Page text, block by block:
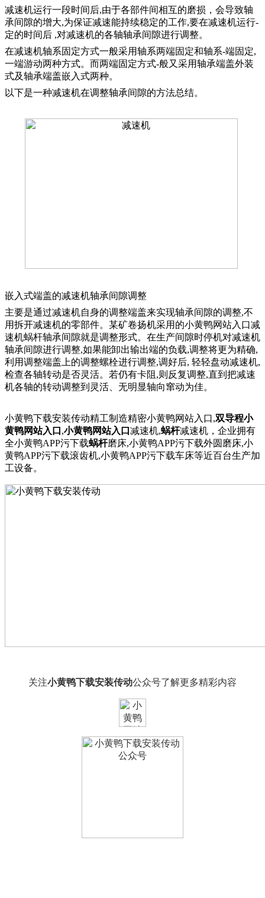
减速机运行一段时间后,由于各部件间相互的磨损，会导致轴
承间隙的增大,为保证减速能持续稳定的工作,要在减速机运行-
定的时间后 ,对减速机的各轴轴承间隙进行调整。
在减速机轴系固定方式一般采用轴系两端固定和轴系-端固定,
一端游动两种方式。 而两端固定方式-般又采用轴承端盖外装
式及轴承端盖嵌入式两种。
以下是一种减速机在调整轴承间隙的方法总结。
嵌入式端盖的减速机轴承间隙调整
主要是通过减速机自身的调整端盖来实现轴承间隙的调整,不
用拆开减速机的零部件。某矿卷扬机采用的小黄鸭网站入口减
速机蜗杆轴承间隙就是调整形式。 在生产间隙时停机对减速机
轴承间隙进行调整,如果能卸出输出端的负载,调整将更为精确,
利用调整端盖上的调整螺栓进行调整,调好后, 轻轻盘动减速机,
检查各轴转动是否灵活。若仍有卡阻 ,则反复调整,直到把减速
机各轴的转动调整到灵活、无明显轴向窜动为佳。
小黄鸭下载安装传动精工制造精密小黄鸭网站入口,双导程小
黄鸭网站入口 ,小黄鸭网站入口 减速机,蜗杆减速机，企业拥有
全小黄鸭APP污下载蜗杆磨床,小黄鸭APP污下载外圆磨床,小
黄鸭APP污下载滚齿机,小黄鸭APP污下载车床等近百台生产加
工设备。
关注小黄鸭下载安装传动公众号了解更多精彩内容